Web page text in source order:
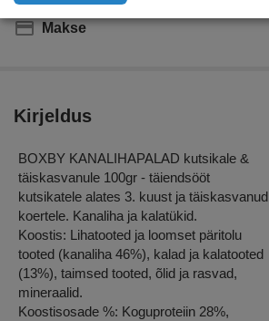
Makse
Kirjeldus
BOXBY KANALIHAPALAD kutsikale &
täiskasvanule 100gr - täiendsööt
kutsikatele alates 3. kuust ja täiskasvanud
koertele. Kanaliha ja kalatükid.
Koostis: Lihatooted ja loomset päritolu
tooted (kanaliha 46%), kalad ja kalatooted
(13%), taimsed tooted, õlid ja rasvad,
mineraalid.
Koostisosade %: Koguproteiin 28%,